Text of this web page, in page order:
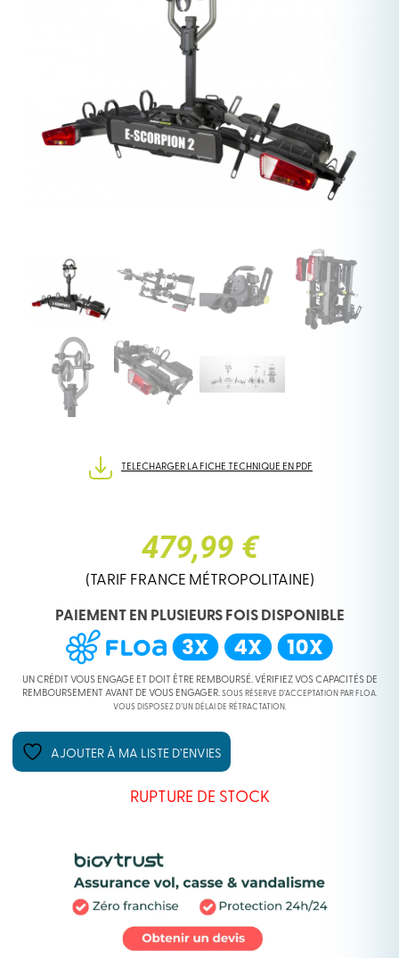
TELECHARGER LA FICHE TECHNIQUE EN PDF
479,99 €
(TARIF FRANCE MÉTROPOLITAINE)
PAIEMENT EN PLUSIEURS FOIS DISPONIBLE
UN CRÉDIT VOUS ENGAGE ET DOIT ÊTRE REMBOURSÉ. VÉRIFIEZ VOS CAPACITÉS DE
REMBOURSEMENT AVANT DE VOUS ENGAGER. SOUS RÉSERVE D’ACCEPTATION PAR FLOA.
VOUS DISPOSEZ D’UN DÉLAI DE RÉTRACTATION.
AJOUTER À MA LISTE D’ENVIES
RUPTURE DE STOCK